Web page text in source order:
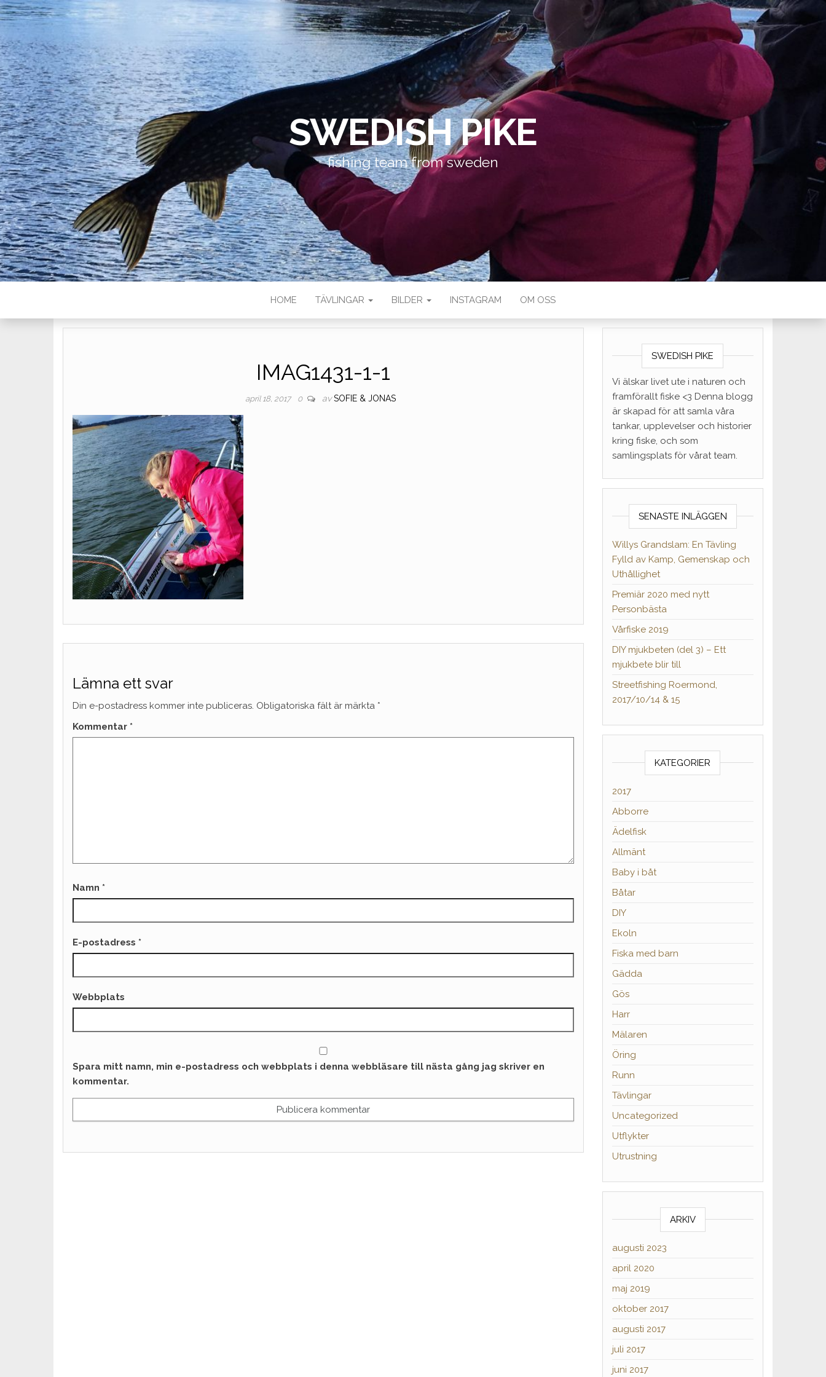
SWEDISH PIKE
fishing team from sweden
HOME TÄVLINGAR BILDER INSTAGRAM OM OSS
IMAG1431-1-1
april 18, 2017 0 av SOFIE & JONAS
Lämna ett svar
Din e-postadress kommer inte publiceras. Obligatoriska fält är märkta *
Kommentar *
Namn *
E-postadress *
Webbplats
Spara mitt namn, min e-postadress och webbplats i denna webbläsare till nästa gång jag skriver en
kommentar.
SWEDISH PIKE
Vi älskar livet ute i naturen och
framförallt fiske <3 Denna blogg
är skapad för att samla våra
tankar, upplevelser och historier
kring fiske, och som
samlingsplats för vårat team.
SENASTE INLÄGGEN
Willys Grandslam: En Tävling
Fylld av Kamp, Gemenskap och
Uthållighet
Premiär 2020 med nytt
Personbästa
Vårfiske 2019
DIY mjukbeten (del 3) – Ett
mjukbete blir till
Streetfishing Roermond,
2017/10/14 & 15
KATEGORIER
2017
Abborre
Ädelfisk
Allmänt
Baby i båt
Båtar
DIY
Ekoln
Fiska med barn
Gädda
Gös
Harr
Mälaren
Öring
Runn
Tävlingar
Uncategorized
Utflykter
Utrustning
ARKIV
augusti 2023
april 2020
maj 2019
oktober 2017
augusti 2017
juli 2017
juni 2017